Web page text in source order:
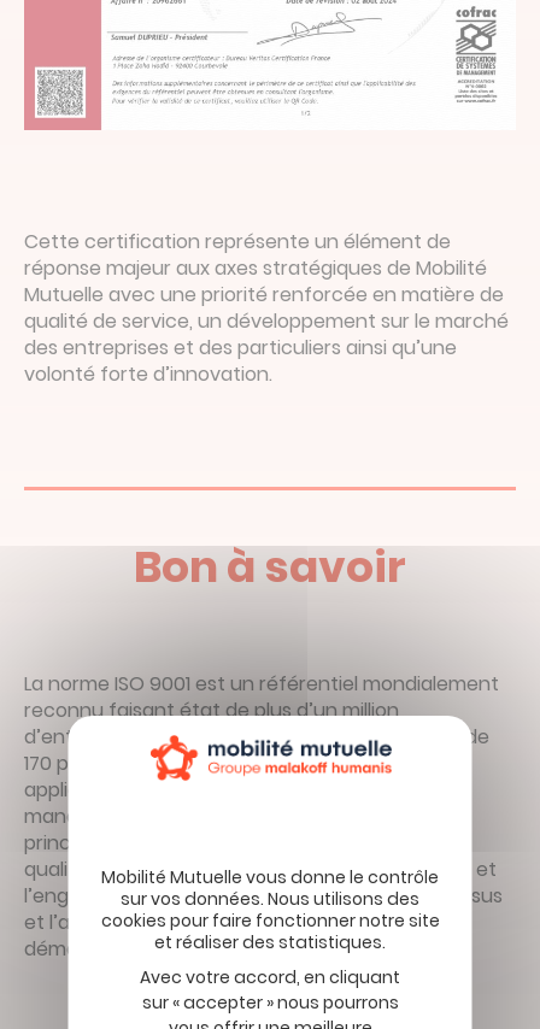
Cette certification représente un élément de
réponse majeur aux axes stratégiques de Mobilité
Mutuelle avec une priorité renforcée en matière de
qualité de service, un développement sur le marché
des entreprises et des particuliers ainsi qu’une
volonté forte d’innovation.
Bon à savoir
La norme ISO 9001 est un référentiel mondialement
reconnu faisant état de plus d’un million
d’entreprises et organismes certifiés dans plus de
170 pays. Ce référentiel définit les critères
applicables à la mise en place d’un système de
management de la qualité. Il repose sur des
principes fondamentaux du management de la
qualité tels que l’orientation client, la motivation et
l’engagement de la direction, l’approche processus
et l’amélioration continue. Les atouts de cette
démarche sont multiples, notamment:
Avec votre accord, en cliquant
sur « accepter » nous pourrons